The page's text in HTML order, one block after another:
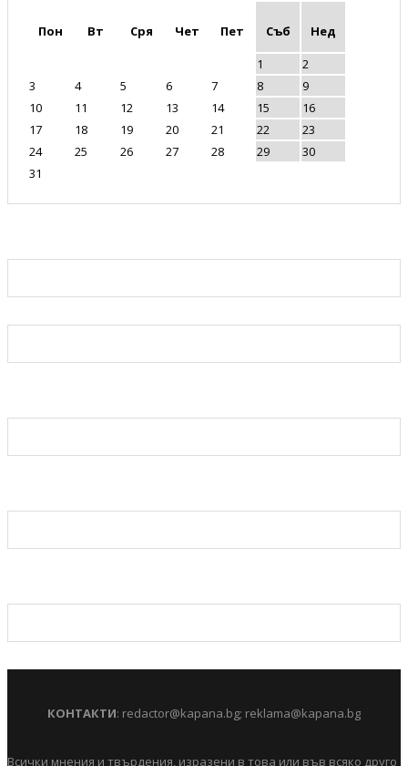
Пон Вт Сря Чет Пет Съб
Нед
1
2
3
4 5 6 7 8
9
10
11 12 13 14 15
16
17
18 19 20 21 22
23
24
25 26 27 28 29
30
31
КОНТАКТИ: redactor@kapana.bg; reklama@kapana.bg
Всички мнения и твърдения, изразени в това или във всяко друго